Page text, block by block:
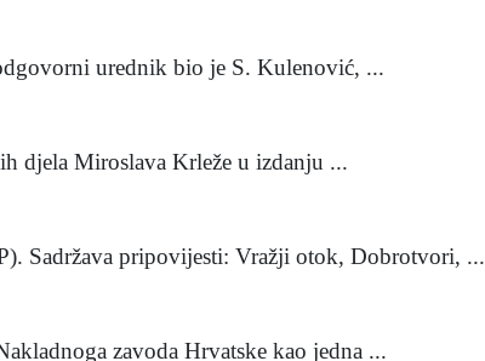
urednik bio je S. Kulenović, ...
djela Miroslava Krleže u izdanju ...
Sadržava pripovijesti: Vražji otok, Dobrotvori, ...
zavoda Hrvatske kao jedna ...